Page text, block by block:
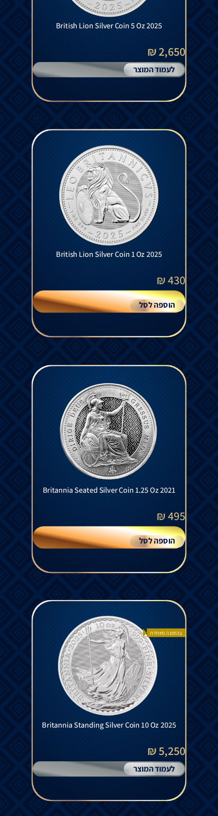
British Lion Silver Coin 5 Oz 2025
2,650 ₪
לעמוד המוצר
British Lion Silver Coin 1 Oz 2025
430
₪
הוספה לסל
Britannia Seated Silver Coin 1.25 Oz 2021
495
₪
הוספה לסל
בהזמנה מיוחדת
Britannia Standing Silver Coin 10 Oz 2025
5,250 ₪
לעמוד המוצר